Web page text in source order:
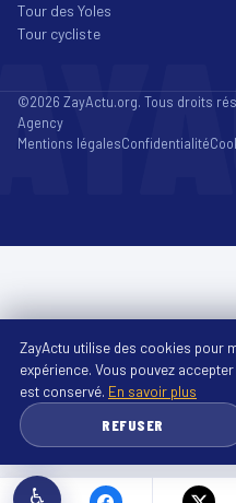
Tour des Yoles
Tour cycliste
©2026 ZayActu.org. Tous droits
Agency
Mentions légalesConfidentialité
♿
ZayActu utilise des cookies pour
expérience. Vous pouvez
est conservé. En savoir plus
REFUSER